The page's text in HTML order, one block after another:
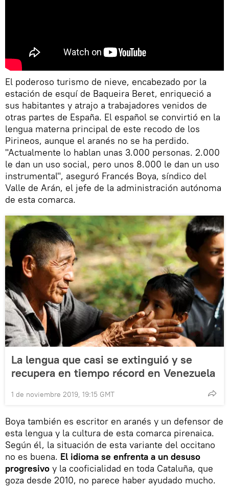
El poderoso turismo de nieve, encabezado por la
estación de esquí de Baqueira Beret, enriqueció a
sus habitantes y atrajo a trabajadores venidos de
otras partes de España. El español se convirtió en la
lengua materna principal de este recodo de los
Pirineos, aunque el aranés no se ha perdido.
"Actualmente lo hablan unas 3.000 personas. 2.000
le dan un uso social, pero unos 8.000 le dan un uso
instrumental", aseguró Francés Boya, síndico del
Valle de Arán, el jefe de la administración autónoma
de esta comarca.
La lengua que casi se extinguió y se
recupera en tiempo récord en Venezuela
1 de noviembre 2019, 19:15 GMT
Boya también es escritor en aranés y un defensor de
esta lengua y la cultura de esta comarca pirenaica.
Según él, la situación de esta variante del occitano
no es buena. El idioma se enfrenta a un desuso
progresivo y la cooficialidad en toda Cataluña, que
goza desde 2010, no parece haber ayudado mucho.